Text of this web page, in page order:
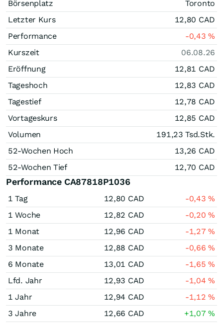
Börsenplatz
Toronto
Letzter Kurs
12,80 CAD
Performance
-0,43%
Kurszeit
06.08.26
Eröffnung
12,81 CAD
Tageshoch
12,83 CAD
Tagestief
12,78 CAD
Vortageskurs
12,85 CAD
Volumen
191,23 Tsd.Stk.
52-Wochen Hoch
13,26 CAD
52-Wochen Tief
12,70 CAD
Performance CA87818P1036
1 Tag 12,80 CAD -0,43%
1 Woche
12,82 CAD -0,20%
1 Monat
12,96 CAD -1,27%
3 Monate
12,88 CAD -0,66%
6 Monate
13,01 CAD -1,65%
Lfd. Jahr
12,93 CAD -1,04%
1 Jahr
12,94 CAD -1,12%
3 Jahre
12,66 CAD +1,07%